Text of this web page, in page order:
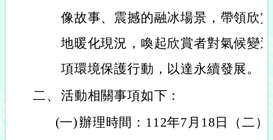
像故事、震撼的融冰場景，帶領欣
地暖化現況，喚起欣賞者對氣候變
項環境保護行動，以達永續發展。
二、 活動相關事項如下：
(一)辦理時間：112年7月18日（二